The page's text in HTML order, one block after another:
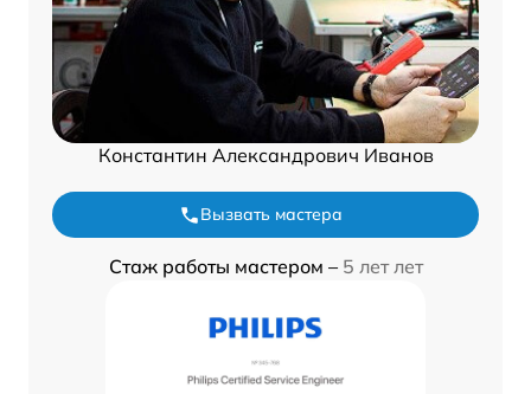
Константин Александрович Иванов
Вызвать мастера
Стаж работы мастером – 5 лет лет